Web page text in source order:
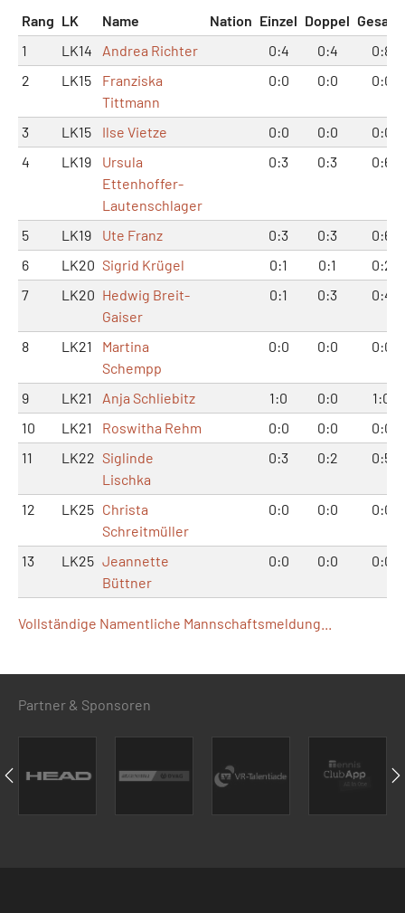
Rang LK Name Nation Einzel Doppel Gesamt
1
LK14 Andrea Richter 0:4 0:4
0:8
2
LK15
Franziska
Tittmann
0:0 0:0 0:0
3 LK15 Ilse Vietze 0:0 0:0
0:0
4
LK19
Ursula
Ettenhoffer-
Lautenschlager
0:3 0:3 0:6
5 LK19 Ute Franz 0:3 0:3
0:6
6
LK20 Sigrid Krügel 0:1 0:1
0:2
7
LK20 Hedwig Breit-
Gaiser
0:1 0:3 0:4
8 LK21
Martina
Schempp
0:0 0:0 0:0
9 LK21 Anja Schliebitz 1:0 0:0
1:0
10
LK21 Roswitha Rehm 0:0 0:0
0:0
11
LK22 Siglinde
Lischka
0:3 0:2 0:5
12 LK25 Christa
Schreitmüller
0:0 0:0 0:0
13 LK25 Jeannette
Büttner
0:0 0:0 0:0
Vollständige Namentliche Mannschaftsmeldung...
Partner & Sponsoren